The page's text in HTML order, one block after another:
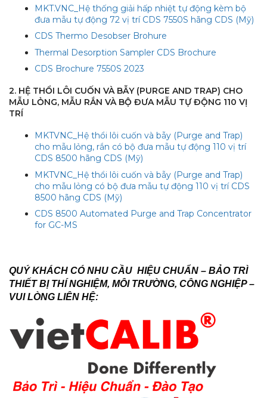
MKT.VNC_Hệ thống giải hấp nhiệt tự động kèm bộ
đưa mẫu tự động 72 vị trí CDS 7550S hãng CDS (Mỹ)
CDS Thermo Desobser Brohure
Thermal Desorption Sampler CDS Brochure
CDS Brochure 7550S 2023
2. HỆ THỔI LÔI CUỐN VÀ BẪY (PURGE AND TRAP) CHO
MẪU LỎNG, MẪU RẮN VÀ BỘ ĐƯA MẪU TỰ ĐỘNG 110 VỊ
TRÍ
MKTVNC_Hệ thổi lôi cuốn và bẫy (Purge and Trap)
cho mẫu lỏng, rắn có bộ đưa mẫu tự động 110 vị trí
CDS 8500 hãng CDS (Mỹ)
MKTVNC_Hệ thổi lôi cuốn và bẫy (Purge and Trap)
cho mẫu lỏng có bộ đưa mẫu tự động 110 vị trí CDS
8500 hãng CDS (Mỹ)
CDS 8500 Automated Purge and Trap Concentrator
for GC-MS
QUÝ KHÁCH CÓ NHU CẦU HIỆU CHUẨN – BẢO TRÌ
THIẾT BỊ THÍ NGHIỆM, MÔI TRƯỜNG, CÔNG NGHIỆP –
VUI LÒNG LIÊN HỆ: